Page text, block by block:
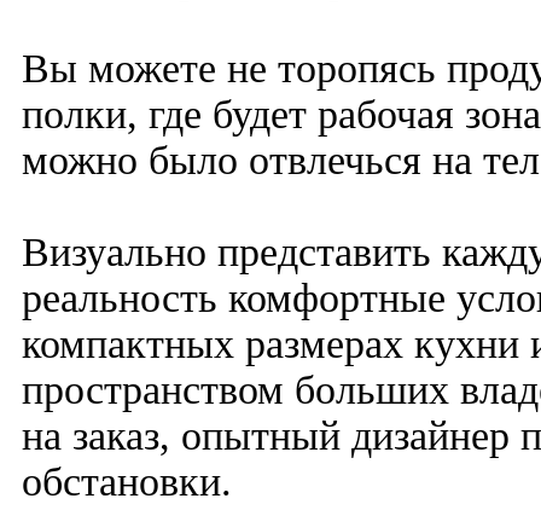
Вы можете не торопясь
полки, где будет рабочая
можно было отвлечься на
Визуально представить
реальность комфортные
компактных размерах кухни
пространством больших
на заказ, опытный дизайнер
обстановки.